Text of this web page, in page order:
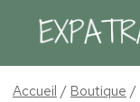
contenu
Accueil / Boutique /